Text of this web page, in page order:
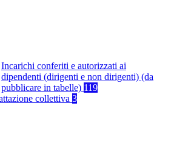
Incarichi conferiti e autorizzati ai
dipendenti (dirigenti e non dirigenti) (da
pubblicare in tabelle) 119
collettiva 3